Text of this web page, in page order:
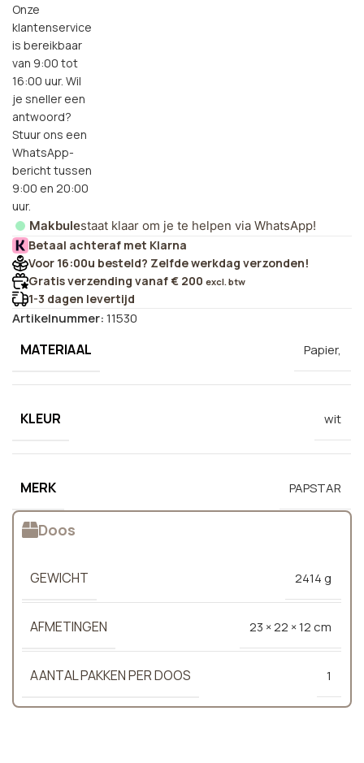
Onze
klantenservice
is bereikbaar
van 9:00 tot
16:00 uur. Wil
je sneller een
antwoord?
Stuur ons een
WhatsApp-
bericht tussen
9:00 en 20:00
uur.
Makbulestaat klaar om je te helpen via WhatsApp!
Betaal achteraf met Klarna
Voor 16:00u besteld? Zelfde werkdag verzonden!
Gratis verzending vanaf € 200 excl. btw
1-3 dagen levertijd
Artikelnummer:11530
MATERIAAL Papier,
KLEUR wit
MERK PAPSTAR
Doos
GEWICHT 2414 g
AFMETINGEN 23 × 22 × 12 cm
AANTAL PAKKEN PER DOOS 1